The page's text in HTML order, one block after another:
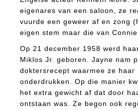
eigenares van een saloon, ze
vuurde een geweer af en zong
eigen stem maar die van Connie
Op 21 december 1958 werd
Miklos Jr. geboren. Jayne nam
doktersrecept waarmee ze haar
onderdrukken. Op die manier
het extra gewicht af dat door
ontstaan was. Ze begon ook